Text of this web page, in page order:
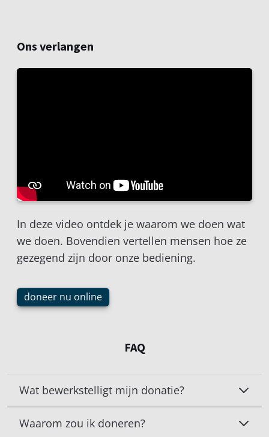
Ons verlangen
In deze video ontdek je waarom we doen wat
we doen. Bovendien vertellen mensen hoe ze
gezegend zijn door onze bediening.
doneer nu online
FAQ
Wat bewerkstelligt mijn donatie?
Waarom zou ik doneren?